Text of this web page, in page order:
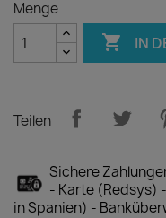
Menge
 IN
Teilen
Sichere
- Karte (Redsys)
in Spanien) -